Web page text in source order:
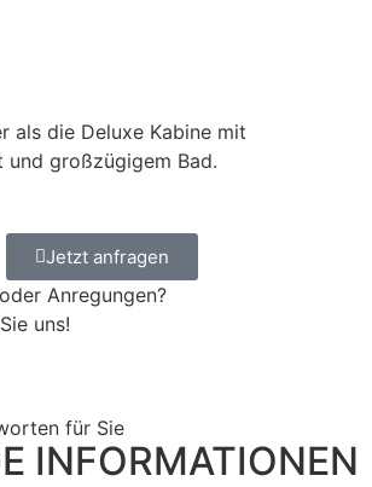
als die Deluxe Kabine mit
großzügigem Bad.
Jetzt anfragen
Anregungen?
uns!
für Sie
INFORMATIONEN